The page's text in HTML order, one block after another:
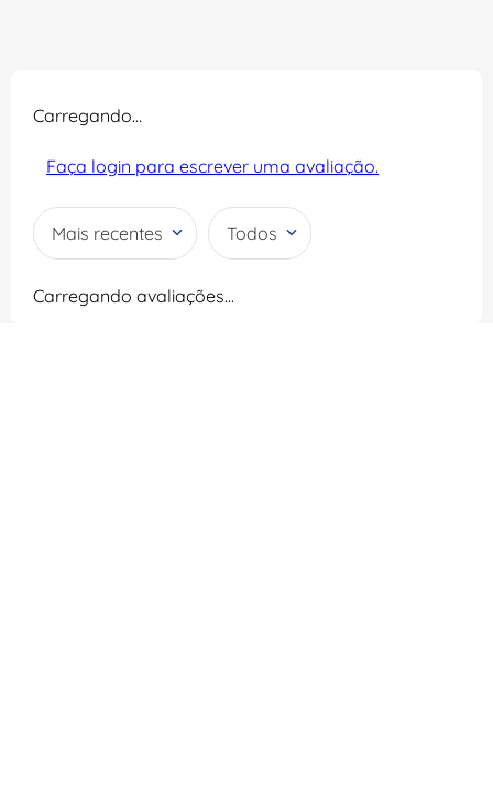
Carregando…
Faça login para escrever uma avaliação.
Mais recentes Todos
Carregando avaliações…